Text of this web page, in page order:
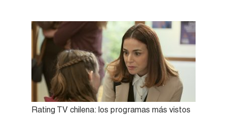
Rating TV chilena: los programas más vistos